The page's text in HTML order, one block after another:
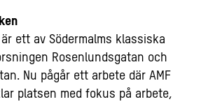
ett av Södermalms klassiska
Rosenlundsgatan och
Nu pågår ett arbete där AMF
platsen med fokus på arbete,